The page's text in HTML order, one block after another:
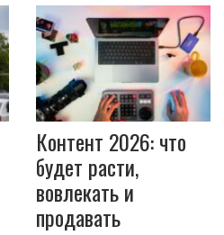
Контент 2026: что
будет расти,
вовлекать и
продавать